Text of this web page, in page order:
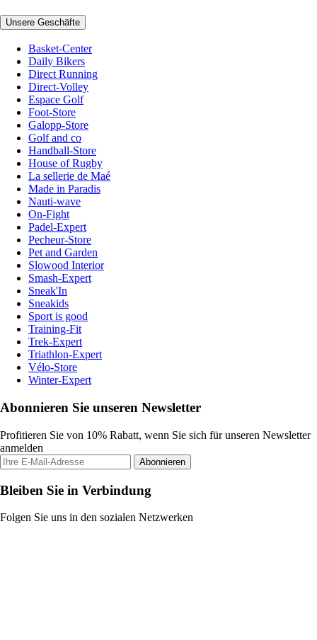
Unsere Geschäfte
Basket-Center
Daily Bikers
Direct Running
Direct-Volley
Espace Golf
Foot-Store
Galopp-Store
Golf and co
Handball-Store
House of Rugby
La sellerie de Maé
Made in Paradis
Nauti-wave
On-Fight
Padel-Expert
Pecheur-Store
Pet and Garden
Slowood Interior
Smash-Expert
Sneak'In
Sneakids
Sport is good
Training-Fit
Trek-Expert
Triathlon-Expert
Vélo-Store
Winter-Expert
Abonnieren Sie unseren Newsletter
Profitieren Sie von 10% Rabatt, wenn Sie sich für unseren Newsletter
anmelden
Abonnieren
Bleiben Sie in Verbindung
Folgen Sie uns in den sozialen Netzwerken